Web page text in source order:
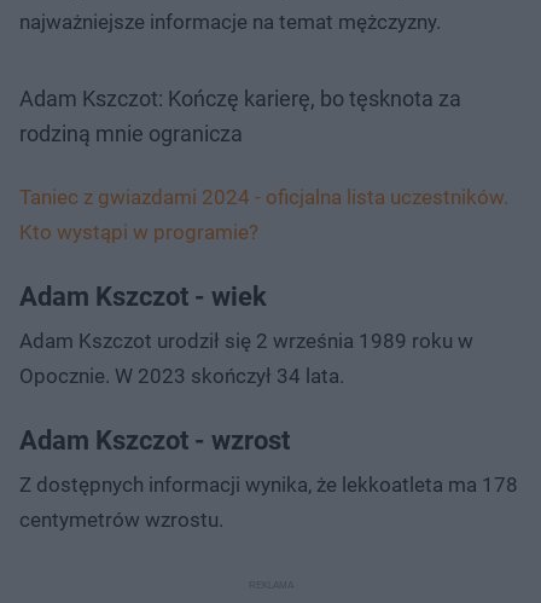
najważniejsze informacje na temat mężczyzny.
Adam Kszczot: Kończę karierę, bo tęsknota za
rodziną mnie ogranicza
Taniec z gwiazdami 2024 - oficjalna lista uczestników.
Kto wystąpi w programie?
Adam Kszczot - wiek
Adam Kszczot urodził się 2 września 1989 roku w
Opocznie. W 2023 skończył 34 lata.
Adam Kszczot - wzrost
Z dostępnych informacji wynika, że lekkoatleta ma 178
centymetrów wzrostu.